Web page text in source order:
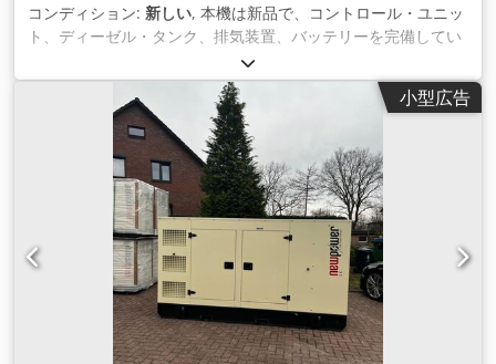
コンディション: 新しい, 本機は新品で、コントロール・ユニッ
ト、ディーゼル・タンク、排気装置、バッテリーを完備してい
る。 説明: モデル モデル: NWR440 リカルドモーターニューパ
ワー発電機 発電機セット 連続出力：400 kVA / 320 kW 最大出
力: 440kVA / 352kW エンジン：Kofo Ricardo WT13B-330DE、
6気筒水冷 接続：サーキットブレーカー 周波数：50Hz電圧 :
400/230 V 電子速度制御、AVR、バッテリー充電器、亜鉛メッ
キ遮音材、冷却水ヒーターを含む、 制御装置：Comap
AMF8、主電源 寸法：4330x1630x2210 mm 重量：約4030 kg
主電源モニター、主電源供給、防音仕様 Dodpfxsnzht No
Aliewa すぐに使用可能 追加費用 400A 自動転送スイッチ 630A
自動転送スイッチ 配送： - 追加料金にて、荷降ろしを含む全世
界への輸送が可能です。 - 正確な運賃をお知りになりたい場合
は、お客様の詳細とご住所を明記の上、お問い合わせくださ
小型広告